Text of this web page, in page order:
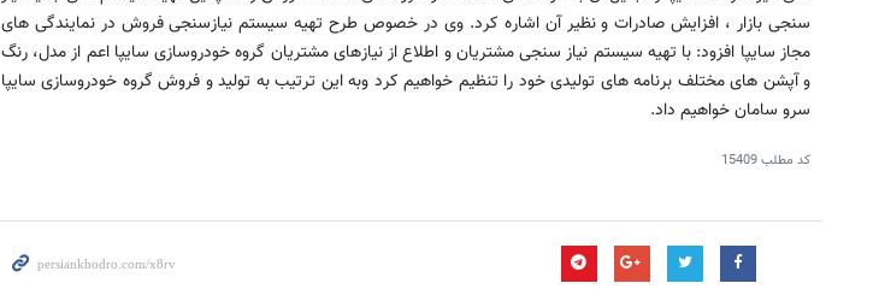
سنجی بازار ، افزایش صادرات و نظیر آن اشاره کرد. وی در خصوص طرح تهیه سیستم نیازسنجی فروش در نمایندگی های
مجاز سایپا افزود: با تهیه سیستم نیاز سنجی مشتریان و اطلاع از نیازهای مشتریان گروه خودروسازی سایپا اعم از مدل، رنگ
و آپشن های مختلف برنامه های تولیدی خود را تنظیم خواهیم کرد وبه این ترتیب به تولید و فروش گروه خودروسازی سایپا
سرو سامان خواهیم داد.
کد مطلب15409